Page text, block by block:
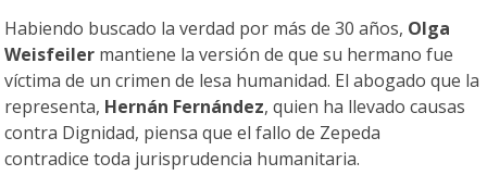
Habiendo buscado la verdad por más de 30 años, Olga
Weisfeiler mantiene la versión de que su hermano fue
víctima de un crimen de lesa humanidad. El abogado que la
representa, Hernán Fernández, quien ha llevado causas
contra Dignidad, piensa que el fallo de Zepeda
contradice toda jurisprudencia humanitaria.